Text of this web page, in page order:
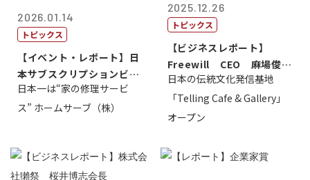
2026.01.14
トピックス
【イベント・レポート】日
本サブスクリプションビジ
ネス大賞20...
日本一は“家の修理サービ
ス” ホームサーブ（株）
2025.12.26
トピックス
【ビジネスレポート】
Freewill CEO 麻場俊行
氏
日本の伝統文化発信基地
「Telling Cafe & Gallery」
オープン